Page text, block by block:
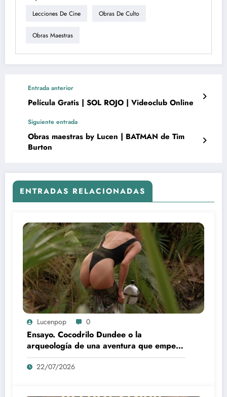
Lecciones De Cine Obras De Culto
Obras Maestras
Entrada anterior
Película Gratis | SOL ROJO | Videoclub Online
Siguiente entrada
Obras maestras by Lucen | BATMAN de Tim
Burton
ENTRADAS RELACIONADAS
Lucenpop 0
Ensayo. Cocodrilo Dundee o la
arqueología de una aventura que empezó
como una rareza y terminó convertida en
reliquia
22/07/2026